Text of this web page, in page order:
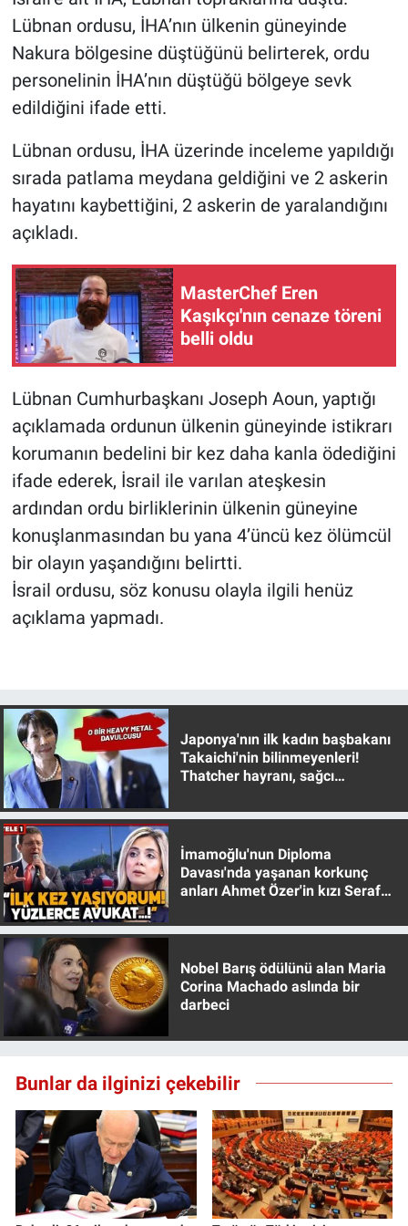
Lübnan ordusu, İHA’nın ülkenin güneyinde
Nakura bölgesine düştüğünü belirterek, ordu
personelinin İHA’nın düştüğü bölgeye sevk
edildiğini ifade etti.
Lübnan ordusu, İHA üzerinde inceleme yapıldığı
sırada patlama meydana geldiğini ve 2 askerin
hayatını kaybettiğini, 2 askerin de yaralandığını
açıkladı.
MasterChef Eren
Kaşıkçı'nın cenaze töreni
belli oldu
Lübnan Cumhurbaşkanı Joseph Aoun, yaptığı
açıklamada ordunun ülkenin güneyinde istikrarı
korumanın bedelini bir kez daha kanla ödediğini
ifade ederek, İsrail ile varılan ateşkesin
ardından ordu birliklerinin ülkenin güneyine
konuşlanmasından bu yana 4’üncü kez ölümcül
bir olayın yaşandığını belirtti.
İsrail ordusu, söz konusu olayla ilgili henüz
açıklama yapmadı.
Japonya'nın ilk kadın başbakanı
Takaichi'nin bilinmeyenleri!
Thatcher hayranı, sağcı
İmamoğlu'nun Diploma
Davası'nda yaşanan korkunç
anları Ahmet Özer'in kızı Seraf
Nobel Barış ödülünü alan Maria
Corina Machado aslında bir
darbeci
Bunlar da ilginizi çekebilir
Gündem Özel
Günün görüntüsü
İlan
Kimdir
Koronavirüs
Kültür Sanat
Ne demişti
Popüler
Programlar
Sağlık
Spor
Türkiye'nin Gündemi
Yerel Gündem
Yerel Yaşam
Canlı Yayın